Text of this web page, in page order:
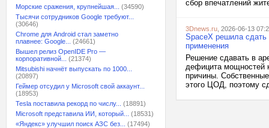
Морские сражения, крупнейшая...
(34590)
Тысячи сотрудников Google требуют...
(30646)
Chrome для Android стал заметно
плавнее: Google...
(24661)
Вышел релиз OpenIDE Pro —
корпоративной...
(21374)
Mitsubishi начнёт выпускать по 1000...
(20897)
Геймер отсудил у Microsoft свой аккаунт...
(18953)
Tesla поставила рекорд по числу...
(18891)
Microsoft представила ИИ, который...
(18531)
«Яндекс» улучшил поиск АЗС без...
(17494)
сбор впечатлений
3Dnews.ru , 2026-06-13
SpaceX решила сдать
применения
Решение сдавать в
дефицита мощностей
причины.
этого ЦОД, поэтому